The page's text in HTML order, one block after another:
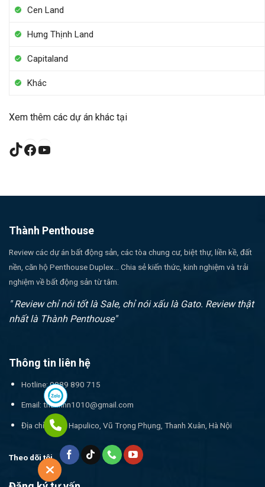
Cen Land
Hưng Thịnh Land
Capitaland
Khác
Xem thêm các dự án khác tại
TikTok
Facebook
Thành Penthouse
Review các dự án bất động sản, các tòa chung cư, biệt thự, liền kề, đất
nền, căn hộ Penthouse Duplex... Chia sẻ kiến thức, kinh nghiệm và trải
nghiệm về bất động sản từ tâm.
" Review chỉ nói tốt là Sale, chỉ nói xấu là Gato. Review thật
nhất là Thành Penthouse"
Thông tin liên hệ
Hotline: 0989 890 715
Email: thanhnn1010@gmail.com
Địa chỉ: 17T1 Hapulico, Vũ Trọng Phụng, Thanh Xuân, Hà Nội
Theo dõi tôi